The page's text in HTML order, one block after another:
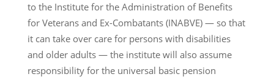
to the Institute for the Administration of Benefits
for Veterans and Ex-Combatants (INABVE) — so that
it can take over care for persons with disabilities
and older adults — the institute will also assume
responsibility for the universal basic pension